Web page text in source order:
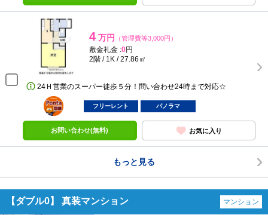
4 万円 （管理費等3,000円）
敷金礼金 :0円
2階 / 1K / 27.86㎡
24Ｈ営業のスーパー徒歩５分！問い合わせ24時まで対応☆
ポンタ
部屋
フリーレント パノラマ
お問い合わせ(無料) お気に入り
もっと見る
【ダブル0】 真装マンション マンション